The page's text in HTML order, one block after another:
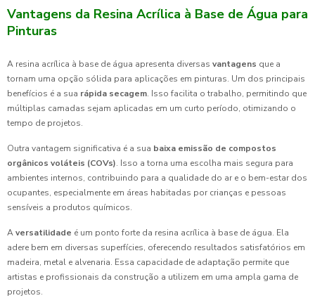
Vantagens da Resina Acrílica à Base de Água para
Pinturas
A resina acrílica à base de água apresenta diversas vantagens que a
tornam uma opção sólida para aplicações em pinturas. Um dos principais
benefícios é a sua rápida secagem. Isso facilita o trabalho, permitindo que
múltiplas camadas sejam aplicadas em um curto período, otimizando o
tempo de projetos.
Outra vantagem significativa é a sua baixa emissão de compostos
orgânicos voláteis (COVs). Isso a torna uma escolha mais segura para
ambientes internos, contribuindo para a qualidade do ar e o bem-estar dos
ocupantes, especialmente em áreas habitadas por crianças e pessoas
sensíveis a produtos químicos.
Aversatilidade é um ponto forte da resina acrílica à base de água. Ela
adere bem em diversas superfícies, oferecendo resultados satisfatórios em
madeira, metal e alvenaria. Essa capacidade de adaptação permite que
artistas e profissionais da construção a utilizem em uma ampla gama de
projetos.